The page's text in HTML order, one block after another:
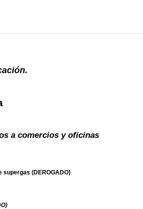
a comercios y oficinas
(DEROGADO)